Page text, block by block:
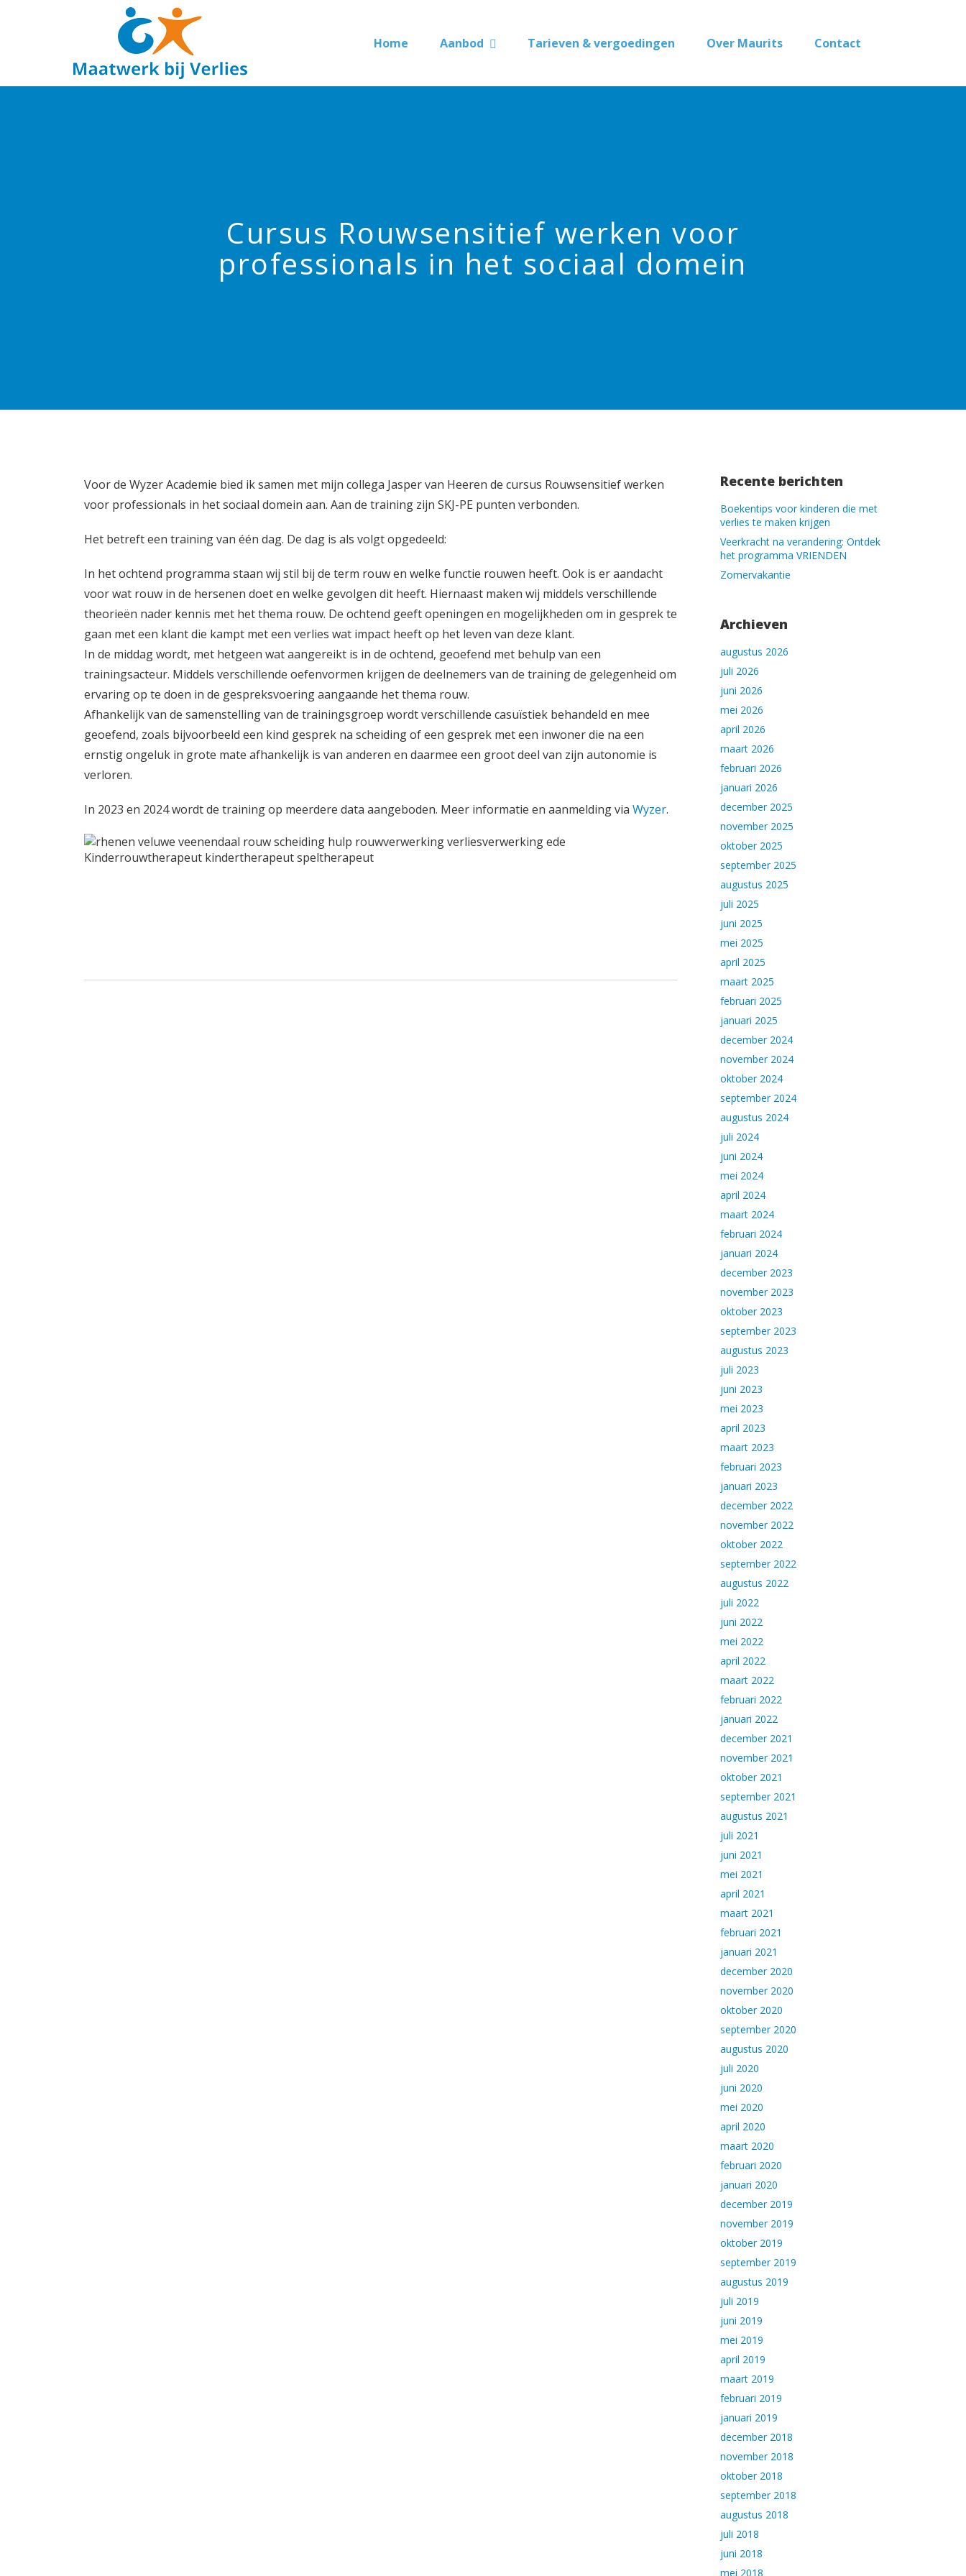
Home Aanbod Tarieven & vergoedingen Over Maurits Contact
Cursus Rouwsensitief werken voor
professionals in het sociaal domein
Voor de Wyzer Academie bied ik samen met mijn collega Jasper van Heeren de cursus Rouwsensitief werken
voor professionals in het sociaal domein aan. Aan de training zijn SKJ-PE punten verbonden.
Het betreft een training van één dag. De dag is als volgt opgedeeld:
In het ochtend programma staan wij stil bij de term rouw en welke functie rouwen heeft. Ook is er aandacht
voor wat rouw in de hersenen doet en welke gevolgen dit heeft. Hiernaast maken wij middels verschillende
theorieën nader kennis met het thema rouw. De ochtend geeft openingen en mogelijkheden om in gesprek te
gaan met een klant die kampt met een verlies wat impact heeft op het leven van deze klant.
In de middag wordt, met hetgeen wat aangereikt is in de ochtend, geoefend met behulp van een
trainingsacteur. Middels verschillende oefenvormen krijgen de deelnemers van de training de gelegenheid om
ervaring op te doen in de gespreksvoering aangaande het thema rouw.
Afhankelijk van de samenstelling van de trainingsgroep wordt verschillende casuïstiek behandeld en mee
geoefend, zoals bijvoorbeeld een kind gesprek na scheiding of een gesprek met een inwoner die na een
ernstig ongeluk in grote mate afhankelijk is van anderen en daarmee een groot deel van zijn autonomie is
verloren.
In 2023 en 2024 wordt de training op meerdere data aangeboden. Meer informatie en aanmelding via Wyzer.
Recente berichten
Boekentips voor kinderen die met
verlies te maken krijgen
Veerkracht na verandering: Ontdek
het programma VRIENDEN
Zomervakantie
Archieven
augustus 2026
juli 2026
juni 2026
mei 2026
april 2026
maart 2026
februari 2026
januari 2026
december 2025
november 2025
oktober 2025
september 2025
augustus 2025
juli 2025
juni 2025
mei 2025
april 2025
maart 2025
februari 2025
januari 2025
december 2024
november 2024
oktober 2024
september 2024
augustus 2024
juli 2024
juni 2024
mei 2024
april 2024
maart 2024
februari 2024
januari 2024
december 2023
november 2023
oktober 2023
september 2023
augustus 2023
juli 2023
juni 2023
mei 2023
april 2023
maart 2023
februari 2023
januari 2023
december 2022
november 2022
oktober 2022
september 2022
augustus 2022
juli 2022
juni 2022
mei 2022
april 2022
maart 2022
februari 2022
januari 2022
december 2021
november 2021
oktober 2021
september 2021
augustus 2021
juli 2021
juni 2021
mei 2021
april 2021
maart 2021
februari 2021
januari 2021
december 2020
november 2020
oktober 2020
september 2020
augustus 2020
juli 2020
juni 2020
mei 2020
april 2020
maart 2020
februari 2020
januari 2020
december 2019
november 2019
oktober 2019
september 2019
augustus 2019
juli 2019
juni 2019
mei 2019
april 2019
maart 2019
februari 2019
januari 2019
december 2018
november 2018
oktober 2018
september 2018
augustus 2018
juli 2018
juni 2018
mei 2018